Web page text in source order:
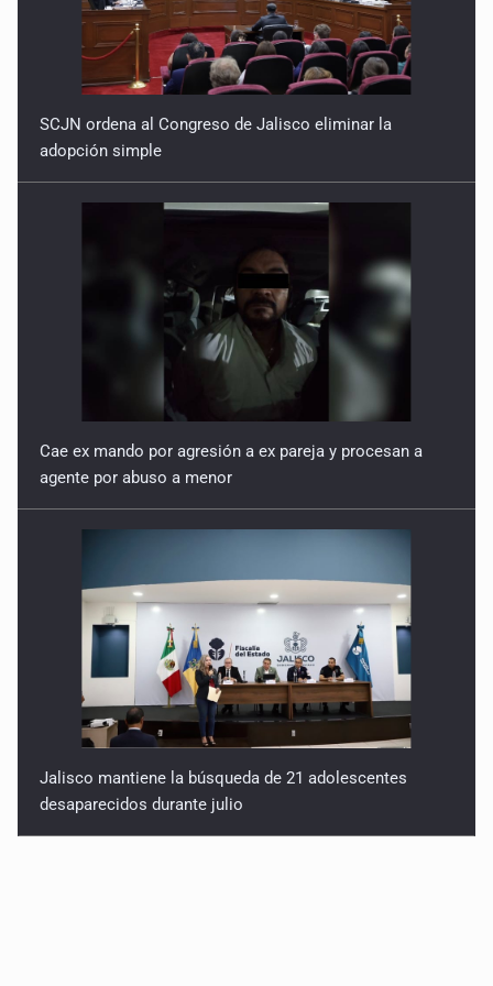
30 de Enero de 2026
SCJN ordena al Congreso de Jalisco eliminar la
adopción simple
Cae ex mando por agresión a ex pareja y procesan a
agente por abuso a menor
Jalisco mantiene la búsqueda de 21 adolescentes
desaparecidos durante julio